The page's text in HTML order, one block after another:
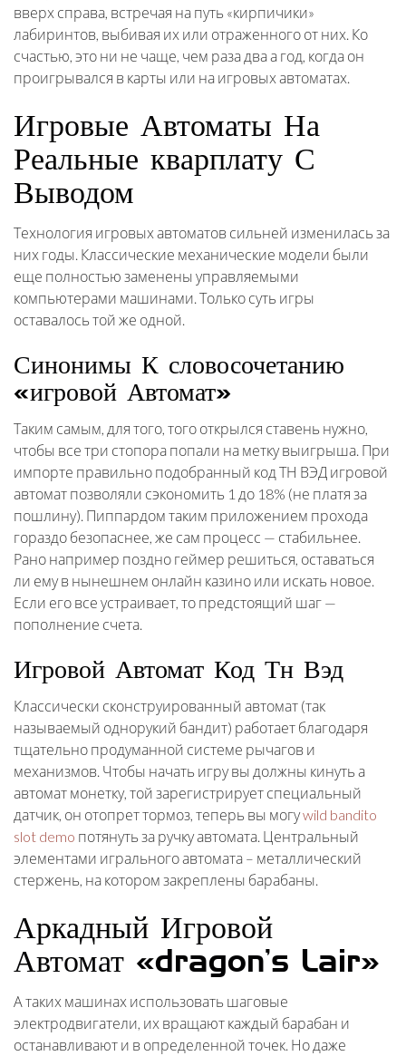
вверх справа, встречая на путь «кирпичики»
лабиринтов, выбивая их или отраженного от них. Ко
счастью, это ни не чаще, чем раза два а год, когда он
проигрывался в карты или на игровых автоматах.
Игровые Автоматы На
Реальные кварплату С
Выводом
Технология игровых автоматов сильней изменилась за
них годы. Классические механические модели были
еще полностью заменены управляемыми
компьютерами машинами. Только суть игры
оставалось той же одной.
Синонимы К словосочетанию
«игровой Автомат»
Таким самым, для того, того открылся ставень нужно,
чтобы все три стопора попали на метку выигрыша. При
импорте правильно подобранный код ТН ВЭД игровой
автомат позволяли сэкономить 1 до 18% (не платя за
пошлину). Пиппардом таким приложением прохода
гораздо безопаснее, же сам процесс — стабильнее.
Рано например поздно геймер решиться, оставаться
ли ему в нынешнем онлайн казино или искать новое.
Если его все устраивает, то предстоящий шаг —
пополнение счета.
Игровой Автомат Код Тн Вэд
Классически сконструированный автомат (так
называемый однорукий бандит) работает благодаря
тщательно продуманной системе рычагов и
механизмов. Чтобы начать игру вы должны кинуть а
автомат монетку, той зарегистрирует специальный
датчик, он отопрет тормоз, теперь вы могуwild bandito
slot demo потянуть за ручку автомата. Центральный
элементами игрального автомата – металлический
стержень, на котором закреплены барабаны.
Аркадный Игровой
Автомат «dragon’s Lair»
А таких машинах использовать шаговые
электродвигатели, их вращают каждый барабан и
останавливают и в определенной точек. Но даже